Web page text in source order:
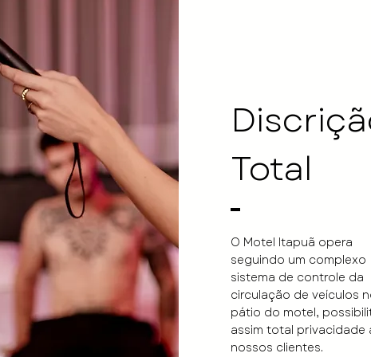
Total
O Motel Itapuã opera
seguindo um complexo
sistema de controle da
circulação de veículos
pátio do motel,
assim total privacidade
nossos clientes.